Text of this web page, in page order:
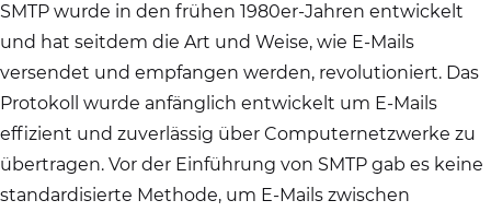
SMTP wurde in den frühen 1980er-Jahren entwickelt
und hat seitdem die Art und Weise, wie E-Mails
versendet und empfangen werden, revolutioniert. Das
Protokoll wurde anfänglich entwickelt um E-Mails
effizient und zuverlässig über Computernetzwerke zu
übertragen. Vor der Einführung von SMTP gab es keine
standardisierte Methode, um E-Mails zwischen